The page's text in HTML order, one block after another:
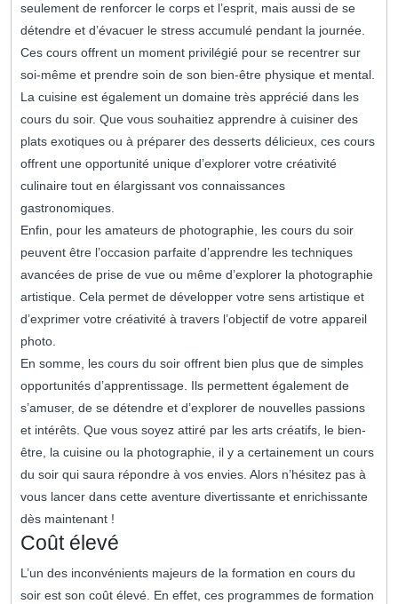
seulement de renforcer le corps et l’esprit, mais aussi de se
détendre et d’évacuer le stress accumulé pendant la journée.
Ces cours offrent un moment privilégié pour se recentrer sur
soi-même et prendre soin de son bien-être physique et mental.
La cuisine est également un domaine très apprécié dans les
cours du soir. Que vous souhaitiez apprendre à cuisiner des
plats exotiques ou à préparer des desserts délicieux, ces cours
offrent une opportunité unique d’explorer votre créativité
culinaire tout en élargissant vos connaissances
gastronomiques.
Enfin, pour les amateurs de photographie, les cours du soir
peuvent être l’occasion parfaite d’apprendre les techniques
avancées de prise de vue ou même d’explorer la photographie
artistique. Cela permet de développer votre sens artistique et
d’exprimer votre créativité à travers l’objectif de votre appareil
photo.
En somme, les cours du soir offrent bien plus que de simples
opportunités d’apprentissage. Ils permettent également de
s’amuser, de se détendre et d’explorer de nouvelles passions
et intérêts. Que vous soyez attiré par les arts créatifs, le bien-
être, la cuisine ou la photographie, il y a certainement un cours
du soir qui saura répondre à vos envies. Alors n’hésitez pas à
vous lancer dans cette aventure divertissante et enrichissante
dès maintenant !
Coût élevé
L’un des inconvénients majeurs de la formation en cours du
soir est son coût élevé. En effet, ces programmes de formation